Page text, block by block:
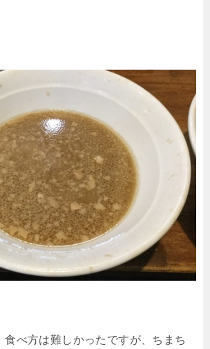
食べ方は難しかったですが、ちまち